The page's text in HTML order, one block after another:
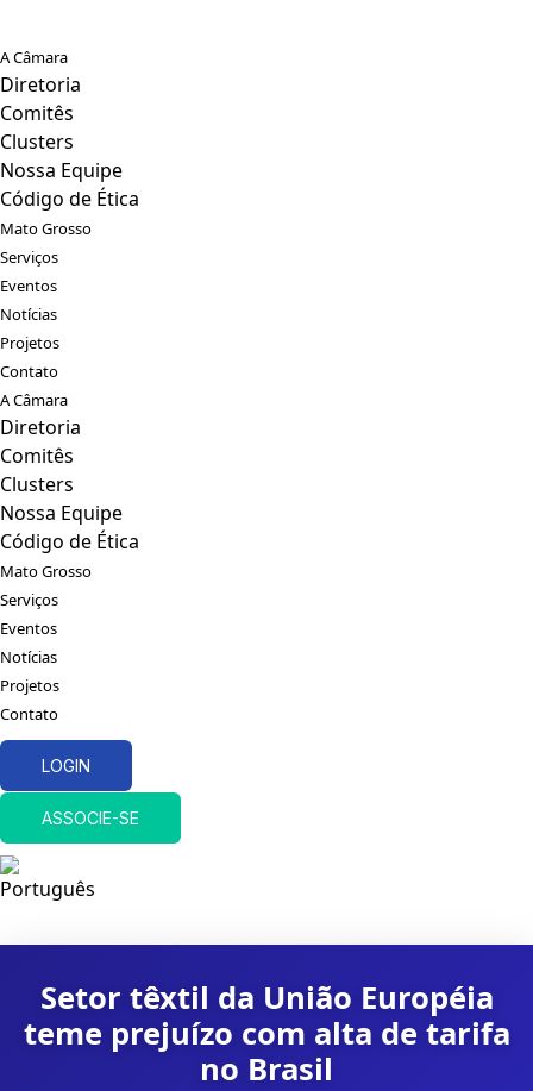
A Câmara
Diretoria
Comitês
Clusters
Nossa Equipe
Código de Ética
Mato Grosso
Serviços
Eventos
Notícias
Projetos
Contato
A Câmara
Diretoria
Comitês
Clusters
Nossa Equipe
Código de Ética
Mato Grosso
Serviços
Eventos
Notícias
Projetos
Contato
LOGIN
ASSOCIE-SE
Setor têxtil da União Européia
teme prejuízo com alta de tarifa
no Brasil